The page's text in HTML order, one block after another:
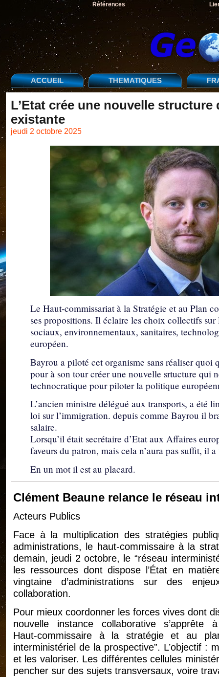
Références
ACCUEIL THEMATIQUES
L’Etat crée une nouvelle
existante
jeudi 2 octobre 2025
Le Haut-commissariat à la Stratégie et au Plan
ses propositions. Il éclaire les choix collectifs
sociaux, environnementaux, sanitaires,
européen.
Bayrou a piloté cet organisme sans réaliser quoi
pour à son tour créer une nouvelle srtucture qui
technocratique pour piloter la politique
L’ancien ministre délégué aux transports, a été
loi sur l’immigration. depuis comme Bayrou il
salaire.
Lorsqu’il était secrétaire d’Etat aux Affaires
faveurs du patron, mais cela n’aura pas suffit, il
En un mot il est au placard.
Clément Beaune relance le réseau
Acteurs Publics
Face à la multiplication des stratégies
administrations, le haut‑commissaire à la
demain, jeudi 2 octobre, le “réseau
les ressources dont dispose l’État en
vingtaine d’administrations sur des
collaboration.
Pour mieux coordonner les forces vives dont
nouvelle instance collaborative
Haut‑commissaire à la stratégie et au
interministériel de la prospective”. L’objectif :
et les valoriser. Les différentes cellules
pencher sur des sujets transversaux, voire